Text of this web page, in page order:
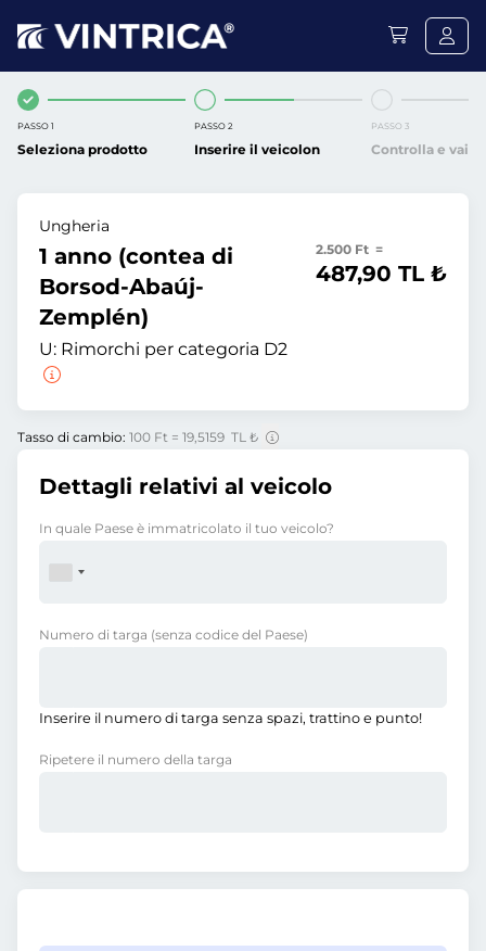
PASSO 1
Seleziona prodotto
PASSO 2
Inserire il veicolon
PASSO 3
Controlla e vai
Ungheria
1 anno (contea di
Borsod-Abaúj-
Zemplén)
U: Rimorchi per categoria D2
2.500 Ft =
487,90 TL ₺
Tasso di cambio: 100 Ft = 19,5159 TL ₺
Dettagli relativi al veicolo
In quale Paese è immatricolato il tuo veicolo?
Numero di targa (senza codice del Paese)
Inserire il numero di targa senza spazi, trattino e punto!
Ripetere il numero della targa